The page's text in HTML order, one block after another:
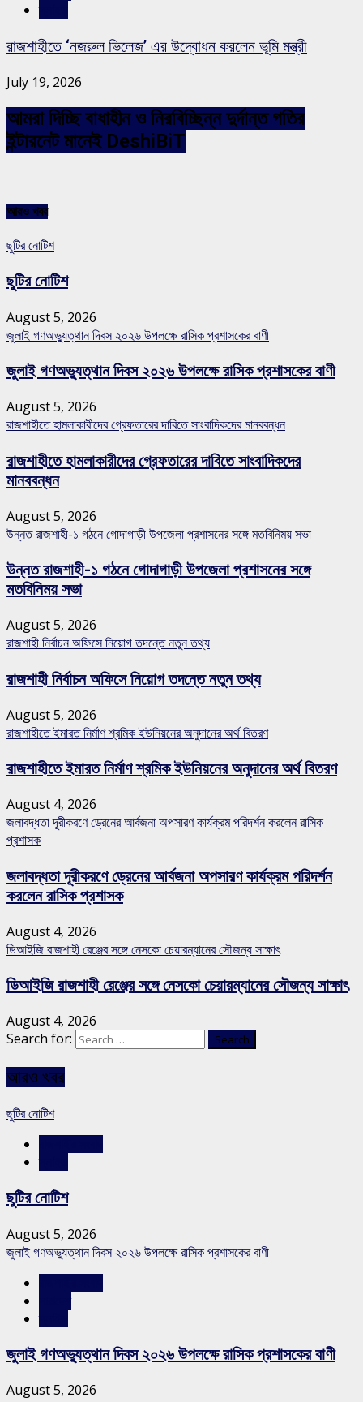
রাজশাহীতে ‘নজরুল ভিলেজ’ এর উদ্বোধন করলেন ভূমি মন্ত্রী
July 19, 2026
আমরা দিচ্ছি বাধাহীন ও নিরবিচ্ছিন্ন দুর্দান্ত গতির
ইন্টারনেট মানেই DeshiBiT
আরও খবর
ছুটির নোটিশ
ছুটির নোটিশ
August 5, 2026
জুলাই গণঅভ্যুত্থান দিবস ২০২৬ উপলক্ষে রাসিক প্রশাসকের বাণী
জুলাই গণঅভ্যুত্থান দিবস ২০২৬ উপলক্ষে রাসিক প্রশাসকের বাণী
August 5, 2026
রাজশাহীতে হামলাকারীদের গ্রেফতারের দাবিতে সাংবাদিকদের মানববন্ধন
রাজশাহীতে হামলাকারীদের গ্রেফতারের দাবিতে সাংবাদিকদের
মানববন্ধন
August 5, 2026
উন্নত রাজশাহী-১ গঠনে গোদাগাড়ী উপজেলা প্রশাসনের সঙ্গে মতবিনিময় সভা
উন্নত রাজশাহী-১ গঠনে গোদাগাড়ী উপজেলা প্রশাসনের সঙ্গে
মতবিনিময় সভা
August 5, 2026
রাজশাহী নির্বাচন অফিসে নিয়োগ তদন্তে নতুন তথ্য
রাজশাহী নির্বাচন অফিসে নিয়োগ তদন্তে নতুন তথ্য
August 5, 2026
রাজশাহীতে ইমারত নির্মাণ শ্রমিক ইউনিয়নের অনুদানের অর্থ বিতরণ
রাজশাহীতে ইমারত নির্মাণ শ্রমিক ইউনিয়নের অনুদানের অর্থ বিতরণ
August 4, 2026
জলাবদ্ধতা দূরীকরণে ড্রেনের আর্বজনা অপসারণ কার্যক্রম পরিদর্শন করলেন রাসিক
প্রশাসক
জলাবদ্ধতা দূরীকরণে ড্রেনের আর্বজনা অপসারণ কার্যক্রম পরিদর্শন
করলেন রাসিক প্রশাসক
August 4, 2026
ডিআইজি রাজশাহী রেঞ্জের সঙ্গে নেসকো চেয়ারম্যানের সৌজন্য সাক্ষাৎ
ডিআইজি রাজশাহী রেঞ্জের সঙ্গে নেসকো চেয়ারম্যানের সৌজন্য সাক্ষাৎ
August 4, 2026
Search for:
আরও খবর
ছুটির নোটিশ
ছুটির নোটিশ
August 5, 2026
জুলাই গণঅভ্যুত্থান দিবস ২০২৬ উপলক্ষে রাসিক প্রশাসকের বাণী
জুলাই গণঅভ্যুত্থান দিবস ২০২৬ উপলক্ষে রাসিক প্রশাসকের বাণী
August 5, 2026